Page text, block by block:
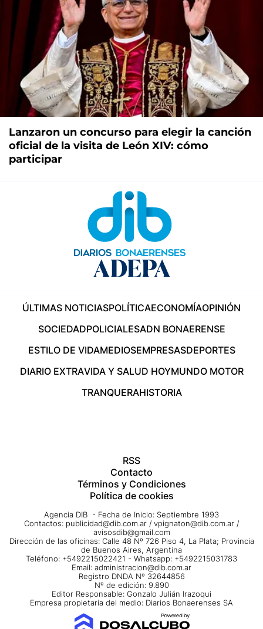
Lanzaron un concurso para elegir la canción
oficial de la visita de León XIV: cómo
participar
ÚLTIMAS NOTICIASPOLÍTICAECONOMÍAOPINIÓN
SOCIEDADPOLICIALESADN BONAERENSE
ESTILO DE VIDAMEDIOSEMPRESASDEPORTES
DIARIO EXTRAVIDA Y SALUD HOYMUNDO MOTOR
TRANQUERAHISTORIA
RSS
Contacto
Términos y Condiciones
Política de cookies
Agencia DIB - Fecha de Inicio: Septiembre 1993
Contactos: publicidad@dib.com.ar / vpignaton@dib.com.ar /
avisosdib@gmail.com
Dirección de las oficinas: Calle 48 Nº 726 Piso 4, La Plata; Provincia
de Buenos Aires, Argentina
Teléfono: +5492215022421 - Whatsapp: +5492215031783
Email: administracion@dib.com.ar
Registro DNDA Nº 32644856
Nº de edición: 9.890
Editor Responsable: Gonzalo Julián Irazoqui
Empresa propietaria del medio: Diarios Bonaerenses SA